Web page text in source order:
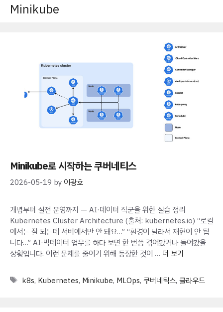
Minikube
Minikube로 시작하는 쿠버네티스
2026-05-19 by 이광호
개념부터 실전 운영까지 — AI·데이터 직군을 위한 실습 정리
Kubernetes Cluster Architecture (출처: kubernetes.io) “로컬
에서는 잘 되는데 서버에서만 안 돼요…” “환경이 달라서 재현이 안 됩
니다…” AI·빅데이터 업무를 하다 보면 한 번쯤 겪어봤거나 들어봤을
상황입니다. 이런 문제를 줄이기 위해 등장한 것이 … 더 보기
Tags
k8s, Kubernetes, Minikube, MLOps, 쿠버네틱스, 클라우드